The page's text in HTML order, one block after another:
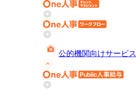
公的機関向けサービス